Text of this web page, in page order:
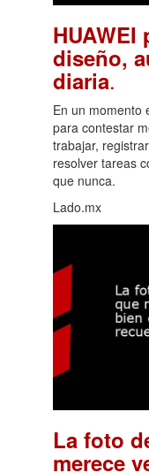
HUAWEI
diseño,
diaria.
En un momento
para contestar
trabajar,
resolver tareas
que nunca.
Lado.mx
La foto
merece